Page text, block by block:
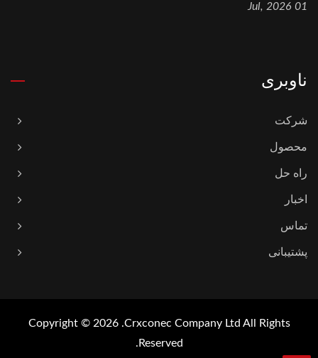
01 Jul, 2026
ناوبری
شرکت
محصول
راه حل
اخبار
تماس
پشتیبانی
Copyright © 2026 Crxconec Company Ltd. All Rights
Reserved.